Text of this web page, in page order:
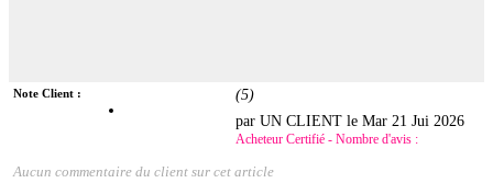
Note Client : (5)
par UN CLIENT leMar 21 Jui 2026
Acheteur Certifié - Nombre d'avis :
Aucun commentaire du client sur cet article